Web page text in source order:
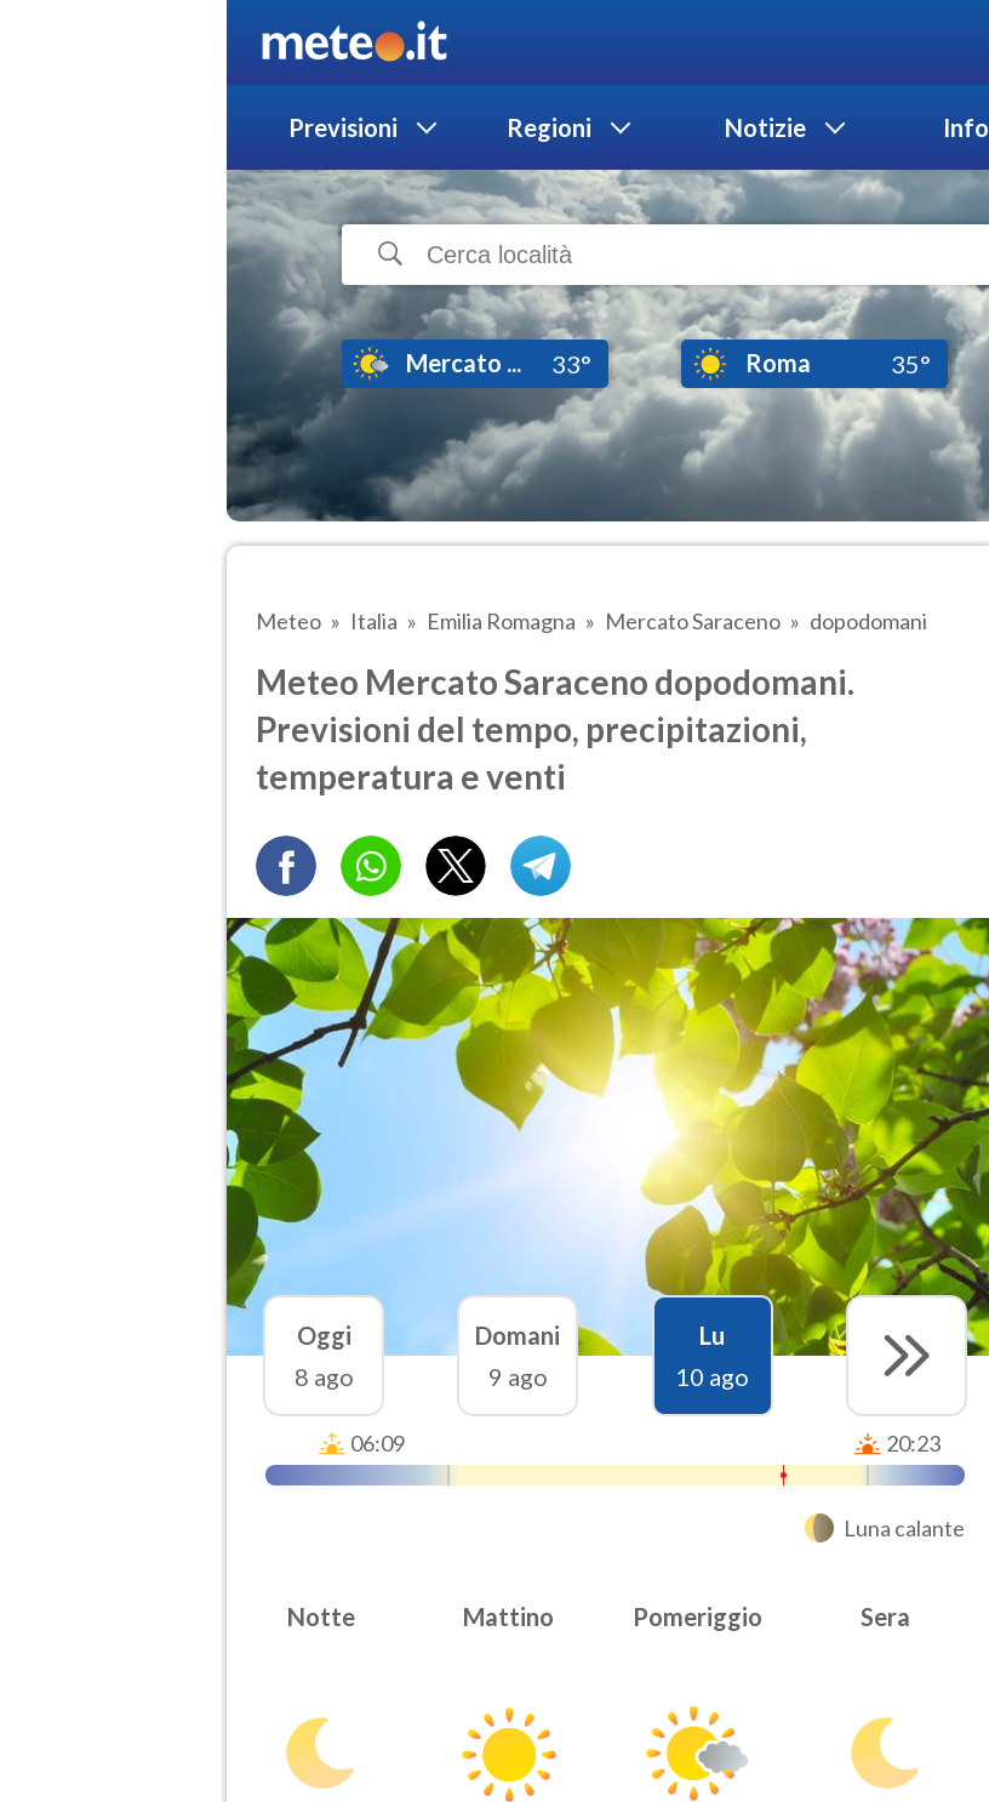
Previsioni Regioni Notizie Info
Mercato ... 33° Roma 35°
Meteo Italia Emilia Romagna Mercato Saraceno dopodomani
Meteo Mercato Saraceno dopodomani.
Previsioni del tempo, precipitazioni,
temperatura e venti
Oggi
8 ago
Domani
9 ago
Lu
10 ago
06:09 20:23
Luna calante
Notte Mattino Pomeriggio Sera